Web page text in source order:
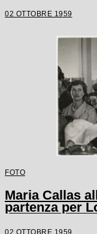
02 OTTOBRE 1959
FOTO
Maria Callas
partenza per
02 OTTOBRE 1959